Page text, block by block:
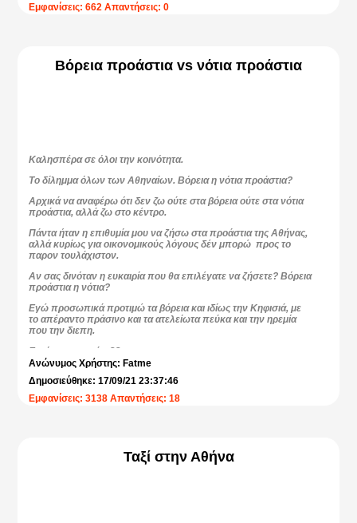
Εμφανίσεις: 662 Απαντήσεις: 0
Βόρεια προάστια vs νότια προάστια
Καλησπέρα σε όλοι την κοινότητα.
Το δίλημμα όλων των Αθηναίων. Βόρεια η νότια προάστια?
Αρχικά να αναφέρω ότι δεν ζω ούτε στα βόρεια ούτε στα νότια
προάστια, αλλά ζω στο κέντρο.
Πάντα ήταν η επιθυμία μου να ζήσω στα προάστια της Αθήνας,
αλλά κυρίως για οικονομικούς λόγους δέν μπορώ προς το
παρον τουλάχιστον.
Αν σας δινόταν η ευκαιρία που θα επιλέγατε να ζήσετε? Βόρεια
προάστια η νότια?
Εγώ προσωπικά προτιμώ τα βόρεια και ιδίως την Κηφισιά, με
το απέραντο πράσινο και τα ατελείωτα πεύκα και την ηρεμία
που την διεπη.
Εσείς τι προτιμάτε??
Ανώνυμος Χρήστης: Fatme
Δημοσιεύθηκε: 17/09/21 23:37:46
Εμφανίσεις: 3138 Απαντήσεις: 18
Ταξί στην Αθήνα